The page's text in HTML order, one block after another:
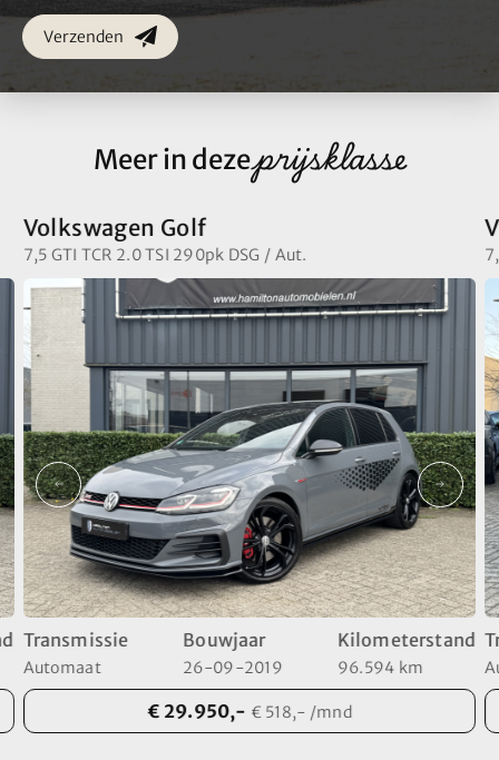
Verzenden
Meer in dezeprijsklasse
Volkswagen Golf
7,5 GTI TCR 2.0 TSI 290pk DSG / Aut.
Transmissie
Automaat
Bouwjaar
26-09-2019
Kilometerstand
96.594 km
€ 29.950,- € 518,- /mnd